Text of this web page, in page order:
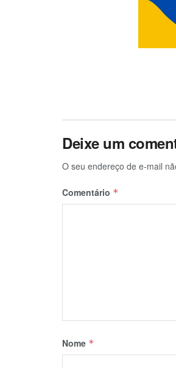
Deixe um
O seu endereço de e-mail
Comentário *
Nome *